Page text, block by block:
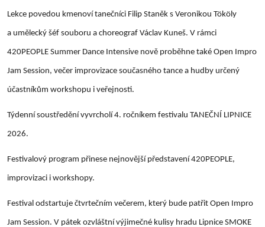
Lekce povedou kmenoví tanečníci Filip Staněk s Veronikou Tököly
a umělecký šéf souboru a choreograf Václav Kuneš. V rámci
420PEOPLE Summer Dance Intensive nově proběhne také Open Impro
Jam Session, večer improvizace současného tance a hudby určený
účastníkům workshopu i veřejnosti.
Týdenní soustředění vyvrcholí 4. ročníkem festivalu TANEČNÍ LIPNICE
2026.
Festivalový program přinese nejnovější představení 420PEOPLE,
improvizaci i workshopy.
Festival odstartuje čtvrtečním večerem, který bude patřit Open Impro
Jam Session. V pátek ozvláštní výjimečné kulisy hradu Lipnice SMOKE